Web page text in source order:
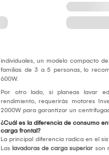
individuales, un modelo compacto
familias de 3 a 5 personas, lo
600W.
Por otro lado, si planeas lavar
rendimiento, requerirás motores
2000W para garantizar un
¿Cuál es la diferencia de consumo
carga frontal?
La principal diferencia radica en el
Las lavadoras de carga superior son